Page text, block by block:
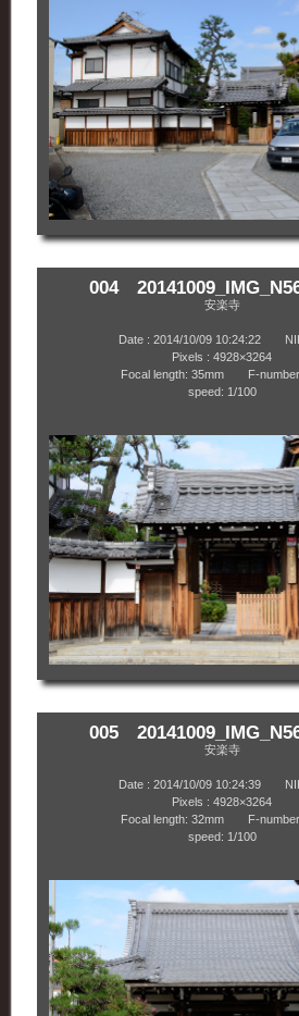
004
安楽寺
Date : 2014/10/09 10:24:22
Pixels : 4928×3264
Focal length: 35mm F-
speed: 1/100
005
安楽寺
Date : 2014/10/09 10:24:39
Pixels : 4928×3264
Focal length: 32mm F-
speed: 1/100